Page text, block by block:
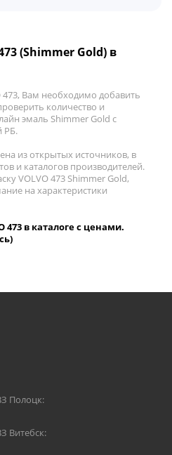
(Shimmer Gold) в
473, Вам необходимо добавить
количество и
эмаль Shimmer Gold с
РБ.
из открытых источников, в
и каталогов производителей.
VOLVO 473 Shimmer Gold,
на характеристики
473 в каталоге с ценами.
Полоцк:
Витебск: